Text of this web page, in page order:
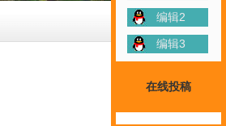
编辑2
编辑3
在线投稿